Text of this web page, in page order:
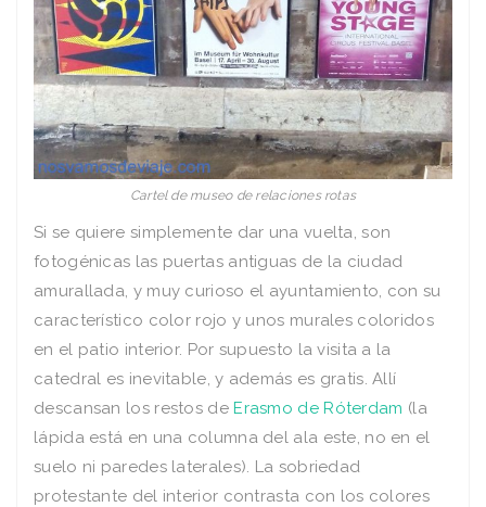
Cartel de museo de relaciones rotas
Si se quiere simplemente dar una vuelta, son
fotogénicas las puertas antiguas de la ciudad
amurallada, y muy curioso el ayuntamiento, con su
característico color rojo y unos murales coloridos
en el patio interior. Por supuesto la visita a la
catedral es inevitable, y además es gratis. Allí
descansan los restos deErasmo de Róterdam (la
lápida está en una columna del ala este, no en el
suelo ni paredes laterales). La sobriedad
protestante del interior contrasta con los colores